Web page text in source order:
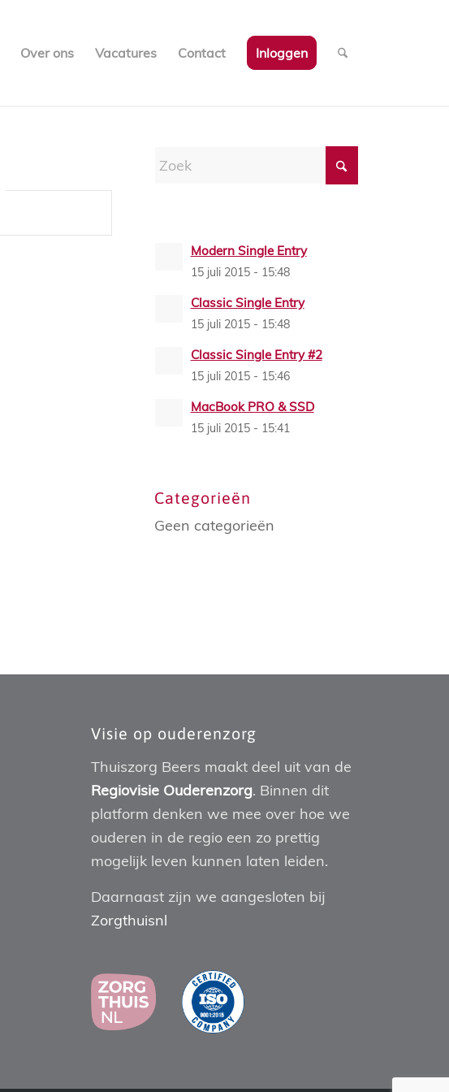
Over ons Vacatures Contact Inloggen
Modern Single Entry
15 juli 2015 - 15:48
Classic Single Entry
15 juli 2015 - 15:48
Classic Single Entry #2
15 juli 2015 - 15:46
MacBook PRO & SSD
15 juli 2015 - 15:41
Categorieën
Geen categorieën
Visie op ouderenzorg
Thuiszorg Beers maakt deel uit van de
Regiovisie Ouderenzorg. Binnen dit
platform denken we mee over hoe we
ouderen in de regio een zo prettig
mogelijk leven kunnen laten leiden.
Daarnaast zijn we aangesloten bij
Zorgthuisnl